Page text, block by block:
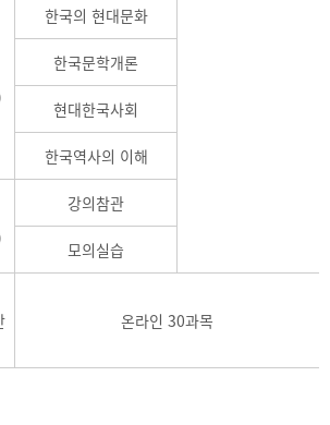
한국의 현대문화
한국문학개론
현대한국사회
한국역사의 이해
강의참관
모의실습
온라인 30과목